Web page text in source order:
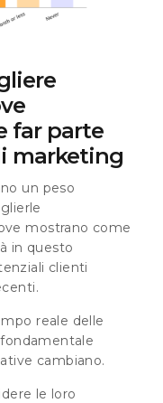
far parte
marketing
un peso
mostrano come
in questo
clienti
reale delle
cambiano.
le loro